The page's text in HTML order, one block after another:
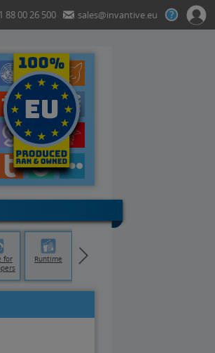
88 00 26 500 sales@invantive.eu
for
Runtime